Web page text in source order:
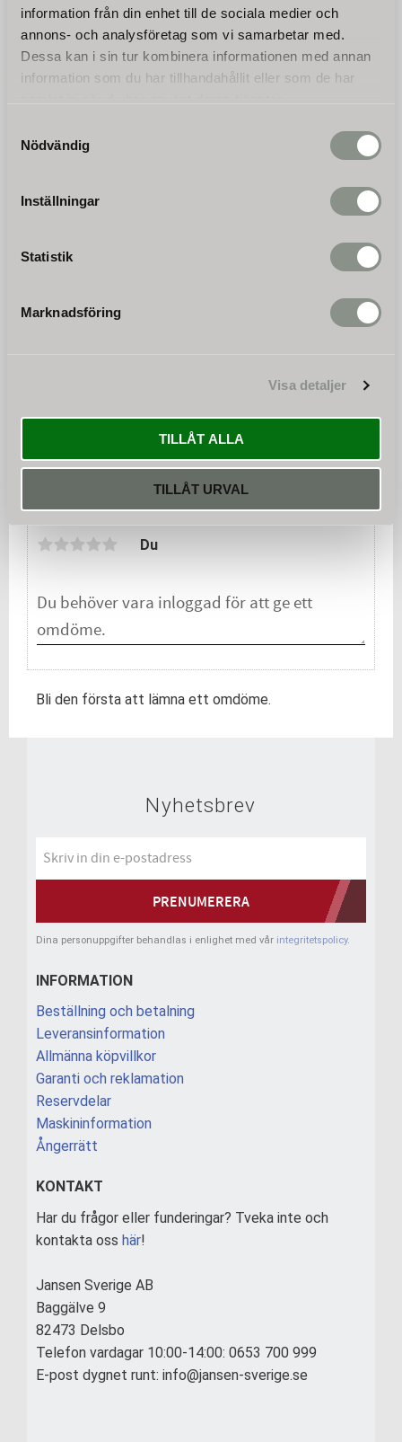
information från din enhet till de sociala medier och
annons- och analysföretag som vi samarbetar med.
Dessa kan i sin tur kombinera informationen med annan
information som du har tillhandahållit eller som de har
Nödvändig
Inställningar
Statistik
Marknadsföring
Visa detaljer
TILLÅT ALLA
TILLÅT URVAL
Du
Bli den första att lämna ett omdöme.
lämplig för att underhålla
betesmarker, ängar och
grönområden med gräs,
36 250 KR
tillförlitlighet i professionella
tillämpningar.
69 550
Nyhetsbrev
PRENUMERERA
Dina personuppgifter behandlas i enlighet med vår integritetspolicy.
INFORMATION
Beställning och betalning
Leveransinformation
Allmänna köpvillkor
Garanti och reklamation
Reservdelar
Maskininformation
Ångerrätt
KONTAKT
Har du frågor eller funderingar? Tveka inte och
kontakta oss här!
Jansen Sverige AB
Baggälve 9
82473 Delsbo
Telefon vardagar 10:00-14:00: 0653 700 999
E-post dygnet runt: info@jansen-sverige.se